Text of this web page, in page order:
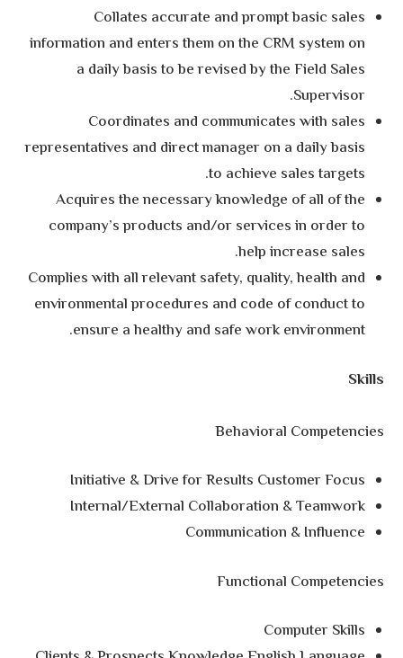
Collates accurate and prompt basic sales
information and enters them on the CRM system on
a daily basis to be revised by the Field Sales
Supervisor.
Coordinates and communicates with sales
representatives and direct manager on a daily basis
to achieve sales targets.
Acquires the necessary knowledge of all of the
company’s products and/or services in order to
help increase sales.
Complies with all relevant safety, quality, health and
environmental procedures and code of conduct to
ensure a healthy and safe work environment.
Skills
Behavioral Competencies
Initiative & Drive for Results Customer Focus
Internal/External Collaboration & Teamwork
Communication & Influence
Functional Competencies
Computer Skills